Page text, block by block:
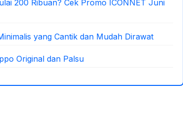
200 Ribuan? Cek Promo ICONNET Juni
yang Cantik dan Mudah Dirawat
Original dan Palsu